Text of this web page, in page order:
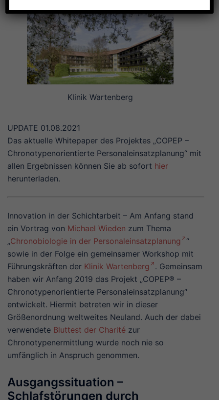
Klinik Wartenberg
UPDATE 01.08.2021
Das aktuelle Whitepaper des Projektes „COPEP –
Chronotypenorientierte Personaleinsatzplanung“ mit
allen Ergebnissen können Sie ab sofort hier
herunterladen.
Innovation in der Schichtarbeit – Am Anfang stand
ein Vortrag von Michael Wieden zum Thema
„Chronobiologie in der Personaleinsatzplanung
“
sowie in der Folge ein gemeinsamer Workshop mit
Führungskräften der Klinik Wartenberg
. Gemeinsam
haben wir Anfang 2019 das Projekt „COPEP® –
Chronotypenorientierte Personaleinsatzplanung“
entwickelt. Hiermit betreten wir in dieser
Größenordnung weltweites Neuland. Auch der dabei
verwendete Bluttest der Charité zur
Chronotypenermittlung wurde noch nie so
umfänglich in Anspruch genommen.
Ausgangssituation –
Schlafstörungen durch